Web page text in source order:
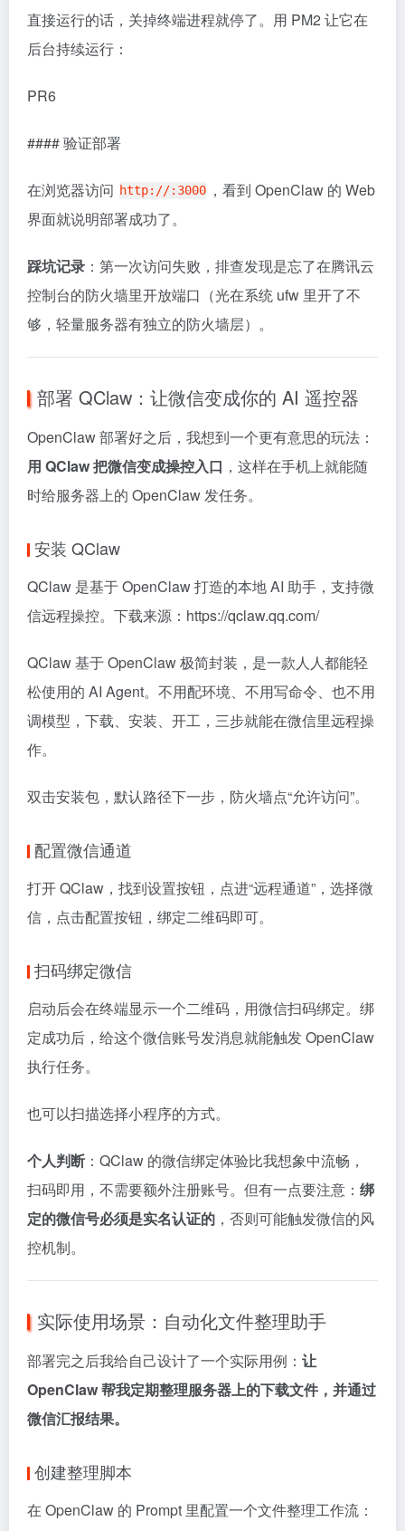
直接运行的话，关掉终端进程就停了。用 PM2 让它在
后台持续运行：
PR6
#### 验证部署
在浏览器访问 http://:3000 ，看到 OpenClaw 的 Web
界面就说明部署成功了。
踩坑记录 ：第一次访问失败，排查发现是忘了在腾讯云
控制台的防火墙里开放端口（光在系统 ufw 里开了不
够，轻量服务器有独立的防火墙层）。
部署 QClaw：让微信变成你的 AI 遥控器
OpenClaw 部署好之后，我想到一个更有意思的玩法：
用 QClaw 把微信变成操控入口 ，这样在手机上就能随
时给服务器上的 OpenClaw 发任务。
安装 QClaw
QClaw 是基于 OpenClaw 打造的本地 AI 助手，支持微
信远程操控。下载来源：https://qclaw.qq.com/
QClaw 基于 OpenClaw 极简封装，是一款人人都能轻
松使用的 AI Agent。不用配环境、不用写命令、也不用
调模型，下载、安装、开工，三步就能在微信里远程操
作。
双击安装包，默认路径下一步，防火墙点“允许访问”。
配置微信通道
打开 QClaw，找到设置按钮，点进“远程通道”，选择微
信，点击配置按钮，绑定二维码即可。
扫码绑定微信
启动后会在终端显示一个二维码，用微信扫码绑定。绑
定成功后，给这个微信账号发消息就能触发 OpenClaw
执行任务。
也可以扫描选择小程序的方式。
个人判断 ：QClaw 的微信绑定体验比我想象中流畅，
扫码即用，不需要额外注册账号。但有一点要注意： 绑
定的微信号必须是实名认证的 ，否则可能触发微信的风
控机制。
实际使用场景：自动化文件整理助手
部署完之后我给自己设计了一个实际用例： 让
OpenClaw 帮我定期整理服务器上的下载文件，并通过
微信汇报结果。
创建整理脚本
在 OpenClaw 的 Prompt 里配置一个文件整理工作流：